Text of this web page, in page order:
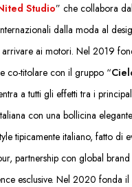
Studio” che collabora
dalla moda al
ai motori. Nel 2019
co-titolare con il gruppo “
a tutti gli effetti tra i
con una bollicina
tipicamente italiano, fatto di
partnership con global
esclusive. Nel 2020 fonda